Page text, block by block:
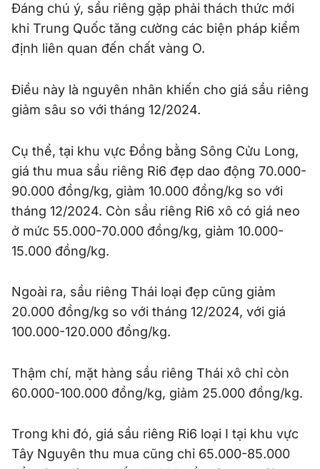
Đáng chú ý, sầu riêng gặp phải thách thức mới
khi Trung Quốc tăng cường các biện pháp kiểm
định liên quan đến chất vàng O.
Điều này là nguyên nhân khiến cho giá sầu riêng
giảm sâu so với tháng 12/2024.
Cụ thể, tại khu vực Đồng bằng Sông Cửu Long,
giá thu mua sầu riêng Ri6 đẹp dao động 70.000-
90.000 đồng/kg, giảm 10.000 đồng/kg so với
tháng 12/2024. Còn sầu riêng Ri6 xô có giá neo
ở mức 55.000-70.000 đồng/kg, giảm 10.000-
15.000 đồng/kg.
Ngoài ra, sầu riêng Thái loại đẹp cũng giảm
20.000 đồng/kg so với tháng 12/2024, với giá
100.000-120.000 đồng/kg.
Thậm chí, mặt hàng sầu riêng Thái xô chỉ còn
60.000-100.000 đồng/kg, giảm 25.000 đồng/kg.
Trong khi đó, giá sầu riêng Ri6 loại I tại khu vực
Tây Nguyên thu mua cũng chỉ 65.000-85.000